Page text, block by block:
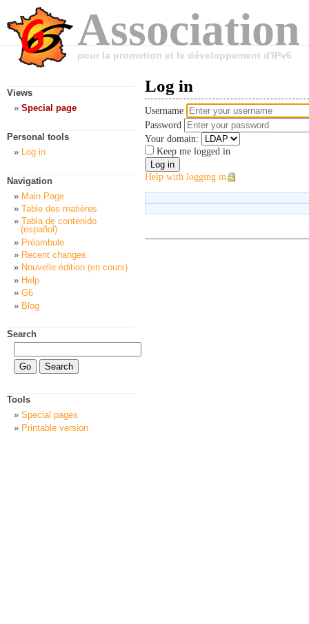
pour la promotion et le développement d'IPv6
Log in
Username
Password
Your domain:
Keep me logged in
Help with logging in
Views
Special page
Personal tools
Log in
Navigation
Main Page
Table des matières
Tabla de contenido
(español)
Préambule
Recent changes
Nouvelle édition (en cours)
Help
G6
Blog
Search
Tools
Special pages
Printable version